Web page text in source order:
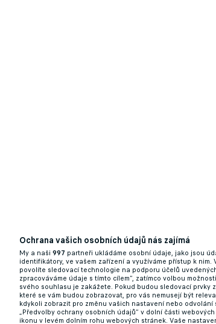
Ochrana vašich osobních údajů nás zajímá
My a naši 997 partneři ukládáme osobní údaje, jako jsou
identifikátory, ve vašem zařízení a využíváme přístup k nim.
povolíte sledovací technologie na podporu účelů
zpracováváme údaje s tímto cílem“, zatímco volbou
svého souhlasu je zakážete. Pokud budou sledovací prvky
které se vám budou zobrazovat, pro vás nemusejí být
kdykoli zobrazit pro změnu vašich nastavení nebo
„Předvolby ochrany osobních údajů“ v dolní části
ikonu v levém dolním rohu webových stránek. Vaše